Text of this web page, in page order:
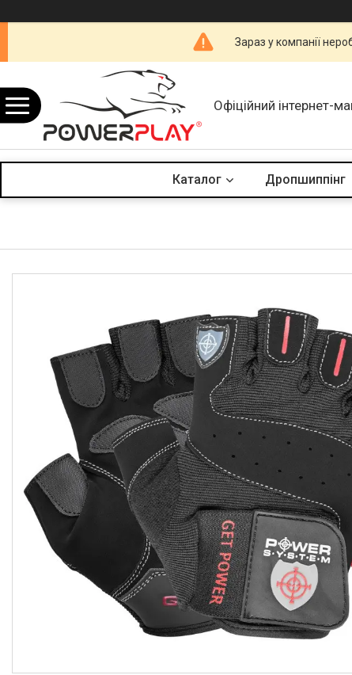
Зараз у компанії
Офіційний інтернет-
Каталог Дропшиппінг